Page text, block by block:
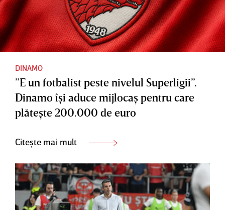
DINAMO
”E un fotbalist peste nivelul Superligii”.
Dinamo îşi aduce mijlocaş pentru care
plăteşte 200.000 de euro
Citește mai mult